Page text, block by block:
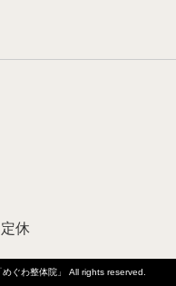
休
ぐわ整体院」 All rights reserved.